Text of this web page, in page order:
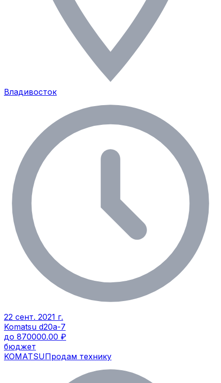
Владивосток
22 сент. 2021 г.
Komatsu d20a-7
до 870000.00 ₽
бюджет
KOMATSUПродам технику